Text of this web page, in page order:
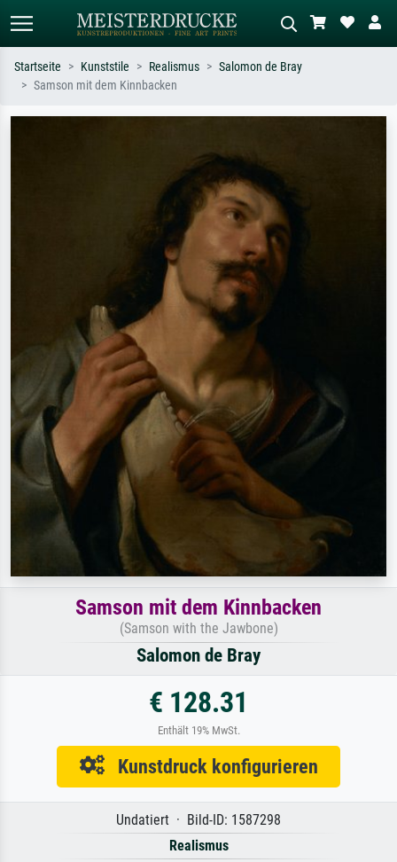
Ölgemälde, Stehender Akt neben einem
Startseite Kunststile Realismus
Salomon de Bray
Samson mit dem Kinnbacken
Samson mit dem Kinnbacken
(Samson with the Jawbone)
Salomon de Bray
€ 128.31
Enthält 19% MwSt.
Kunstdruck konfigurieren
Undatiert · Bild-ID: 1587298
Realismus